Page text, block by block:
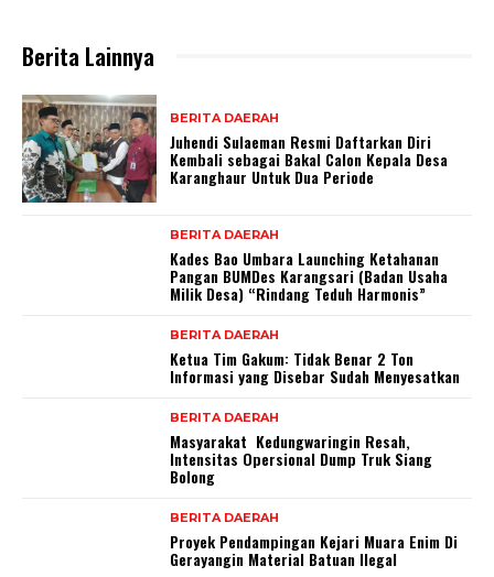
Berita Lainnya
BERITA DAERAH
Juhendi Sulaeman Resmi Daftarkan Diri
Kembali sebagai Bakal Calon Kepala Desa
Karanghaur Untuk Dua Periode
BERITA DAERAH
Kades Bao Umbara Launching Ketahanan
Pangan BUMDes Karangsari (Badan Usaha
Milik Desa) “Rindang Teduh Harmonis”
BERITA DAERAH
Ketua Tim Gakum: Tidak Benar 2 Ton
Informasi yang Disebar Sudah Menyesatkan
BERITA DAERAH
Masyarakat Kedungwaringin Resah,
Intensitas Opersional Dump Truk Siang
Bolong
BERITA DAERAH
Proyek Pendampingan Kejari Muara Enim Di
Gerayangin Material Batuan Ilegal